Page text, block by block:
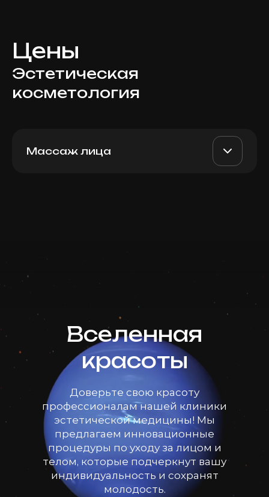
Цены
Эстетическая
косметология
Массаж лица
Вселенная
красоты
Доверьте свою красоту
профессионалам нашей клиники
эстетической медицины! Мы
предлагаем инновационные
процедуры по уходу за лицом и
телом, которые подчеркнут вашу
индивидуальность и сохранят
молодость.